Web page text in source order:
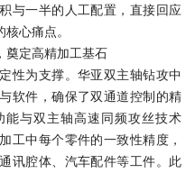
与一半的人工配置，直接回应
心痛点。
定高精加工基石
为支撑。华亚双主轴钻攻中
软件，确保了双通道控制的精
与双主轴高速同频攻丝技术
工中每个零件的一致性精度，
讯腔体、汽车配件等工件。此